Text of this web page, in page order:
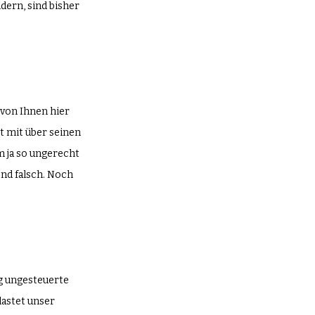
sind bisher
Ihnen hier
mit über seinen
ja so ungerecht
falsch. Noch
ungesteuerte
unser